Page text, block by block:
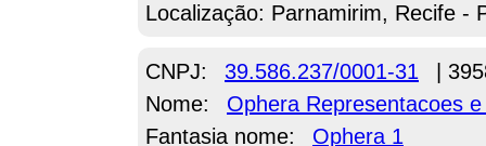
Localização: Parnamirim, Recife -
CNPJ: 39.586.237/0001-31
|
Nome:
Ophera Representacoes
Fantasia nome:
Ophera 1